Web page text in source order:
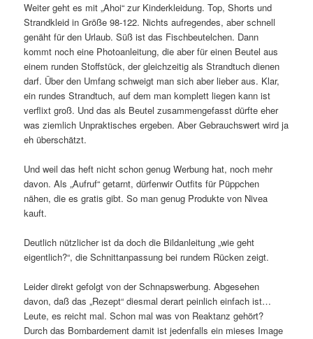
Weiter geht es mit „Ahoi“ zur Kinderkleidung. Top, Shorts und
Strandkleid in Größe 98-122. Nichts aufregendes, aber schnell
genäht für den Urlaub. Süß ist das Fischbeutelchen. Dann
kommt noch eine Photoanleitung, die aber für einen Beutel aus
einem runden Stoffstück, der gleichzeitig als Strandtuch dienen
darf. Über den Umfang schweigt man sich aber lieber aus. Klar,
ein rundes Strandtuch, auf dem man komplett liegen kann ist
verflixt groß. Und das als Beutel zusammengefasst dürfte eher
was ziemlich Unpraktisches ergeben. Aber Gebrauchswert wird ja
eh überschätzt.
Und weil das heft nicht schon genug Werbung hat, noch mehr
davon. Als „Aufruf“ getarnt, dürfenwir Outfits für Püppchen
nähen, die es gratis gibt. So man genug Produkte von Nivea
kauft.
Deutlich nützlicher ist da doch die Bildanleitung „wie geht
eigentlich?“, die Schnittanpassung bei rundem Rücken zeigt.
Leider direkt gefolgt von der Schnapswerbung. Abgesehen
davon, daß das „Rezept“ diesmal derart peinlich einfach ist…
Leute, es reicht mal. Schon mal was von Reaktanz gehört?
Durch das Bombardement damit ist jedenfalls ein mieses Image